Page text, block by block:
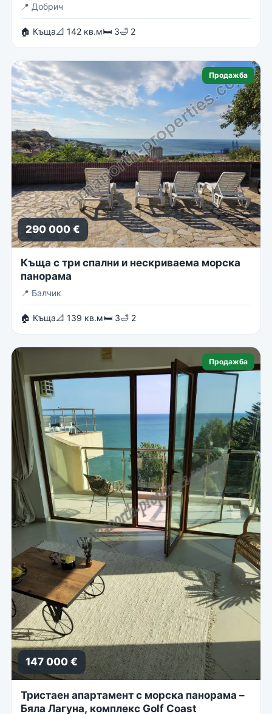
📍 Добрич
🏠 Къща📐 142 кв.м🛏 3🛁 2
Продажба
290 000 €
Къща с три спални и нескриваема морска
панорама
📍 Балчик
🏠 Къща📐 139 кв.м🛏 3🛁 2
Продажба
147 000 €
Тристаен апартамент с морска панорама –
Бяла Лагуна, комплекс Golf Coast